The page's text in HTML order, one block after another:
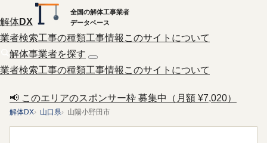
解体DX
全国の解体工事業者
データベース
業者検索工事の種類工事情報 このサイトについて
解体事業者を探す
業者検索工事の種類工事情報 このサイトについて
📢 このエリアのスポンサー枠 募集中（月額 ¥7,020）
解体DX 山口県 山陽小野田市